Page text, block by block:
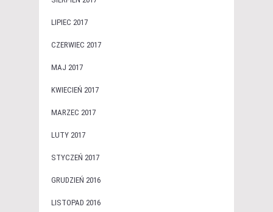
LIPIEC 2017
CZERWIEC 2017
MAJ 2017
KWIECIEŃ 2017
MARZEC 2017
LUTY 2017
STYCZEŃ 2017
GRUDZIEŃ 2016
LISTOPAD 2016